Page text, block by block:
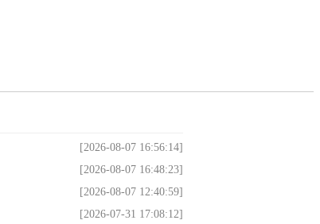
[2026-08-07 16:56:14]
[2026-08-07 16:48:23]
[2026-08-07 12:40:59]
[2026-07-31 17:08:12]